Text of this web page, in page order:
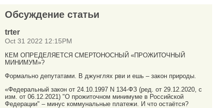
Обсуждение статьи
trter
Oct 31 2022 12:15PM
КЕМ ОПРЕДЕЛЯЕТСЯ СМЕРТОНОСНЫЙ «ПРОЖИТОЧНЫЙ
МИНИМУМ»?
Формально депутатами. В джунглях рви и ешь – закон природы.
«Федеральный закон от 24.10.1997 N 134-ФЗ (ред. от 29.12.2020, с
изм. от 06.12.2021) "О прожиточном минимуме в Российской
Федерации" – минус коммунальные платежи. И что остаётся?